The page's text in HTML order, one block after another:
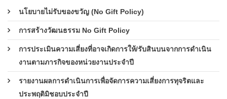
นโยบายไม่รับของขวัญ (No Gift Policy)
การสร้างวัฒนธรรม No Gift Policy
การประเมินความเสี่ยงที่อาจเกิดการให้/รับสินบนจากการดำเนิน
งานตามภารกิจของหน่วยงานประจำปี
รายงานผลการดำเนินการเพื่อจัดการความเสี่ยงการทุจริตและ
ประพฤติมิชอบประจำปี